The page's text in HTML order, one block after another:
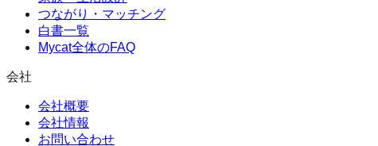
つながり・マッチング
白書一覧
Mycat全体のFAQ
会社
会社概要
会社情報
お問い合わせ